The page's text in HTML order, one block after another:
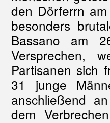
den Dörferrn
besonders
Bassano am
Versprechen,
Partisanen sich
31 junge
anschließend
dem